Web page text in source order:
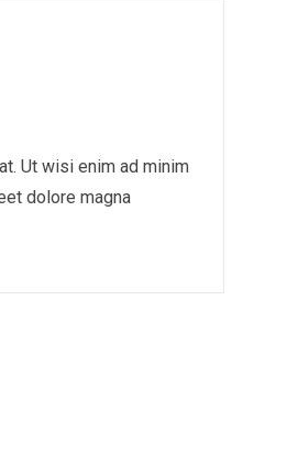
Ut wisi enim ad minim
dolore magna